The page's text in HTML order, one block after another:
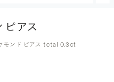
ピアス
モンド ピアス total 0.3ct